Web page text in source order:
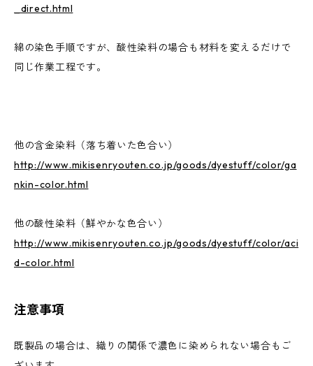
_direct.html
綿の染色手順ですが、酸性染料の場合も材料を変えるだけで
同じ作業工程です。
他の含金染料（落ち着いた色合い）
http://www.mikisenryouten.co.jp/goods/dyestuff/color/ga
nkin-color.html
他の酸性染料（鮮やかな色合い）
http://www.mikisenryouten.co.jp/goods/dyestuff/color/aci
d-color.html
注意事項
既製品の場合は、織りの関係で濃色に染められない場合もご